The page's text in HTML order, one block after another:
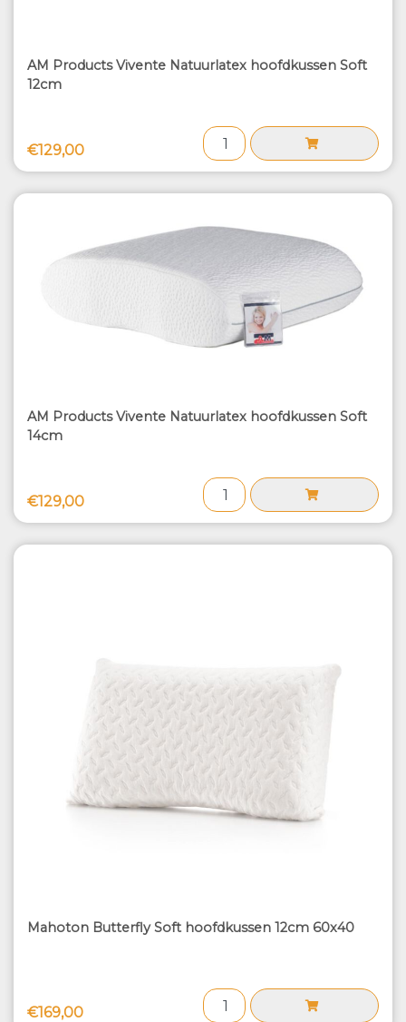
AM Products Vivente Natuurlatex hoofdkussen Soft
12cm
€129,00
AM Products Vivente Natuurlatex hoofdkussen Soft
14cm
€129,00
Mahoton Butterfly Soft hoofdkussen 12cm 60x40
€169,00